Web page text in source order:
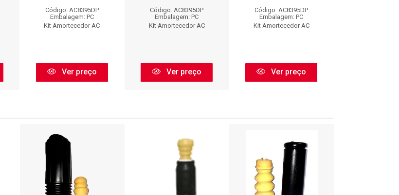
Código: AC8395DP
Embalagem: PC
Kit Amortecedor AC
Ver preço
Código: AC8395DP
Embalagem: PC
Kit Amortecedor AC
Ver preço
Código: AC8395DP
Embalagem: PC
Kit Amortecedor AC
Ver preço